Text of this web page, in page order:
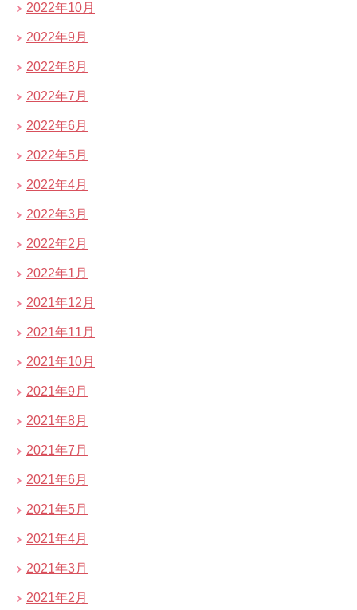
2022年10月
2022年9月
2022年8月
2022年7月
2022年6月
2022年5月
2022年4月
2022年3月
2022年2月
2022年1月
2021年12月
2021年11月
2021年10月
2021年9月
2021年8月
2021年7月
2021年6月
2021年5月
2021年4月
2021年3月
2021年2月